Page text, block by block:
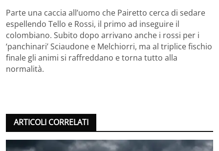
Parte una caccia all’uomo che Pairetto cerca di sedare
espellendo Tello e Rossi, il primo ad inseguire il
colombiano. Subito dopo arrivano anche i rossi per i
‘panchinari’ Sciaudone e Melchiorri, ma al triplice fischio
finale gli animi si raffreddano e torna tutto alla
normalità.
ARTICOLI CORRELATI